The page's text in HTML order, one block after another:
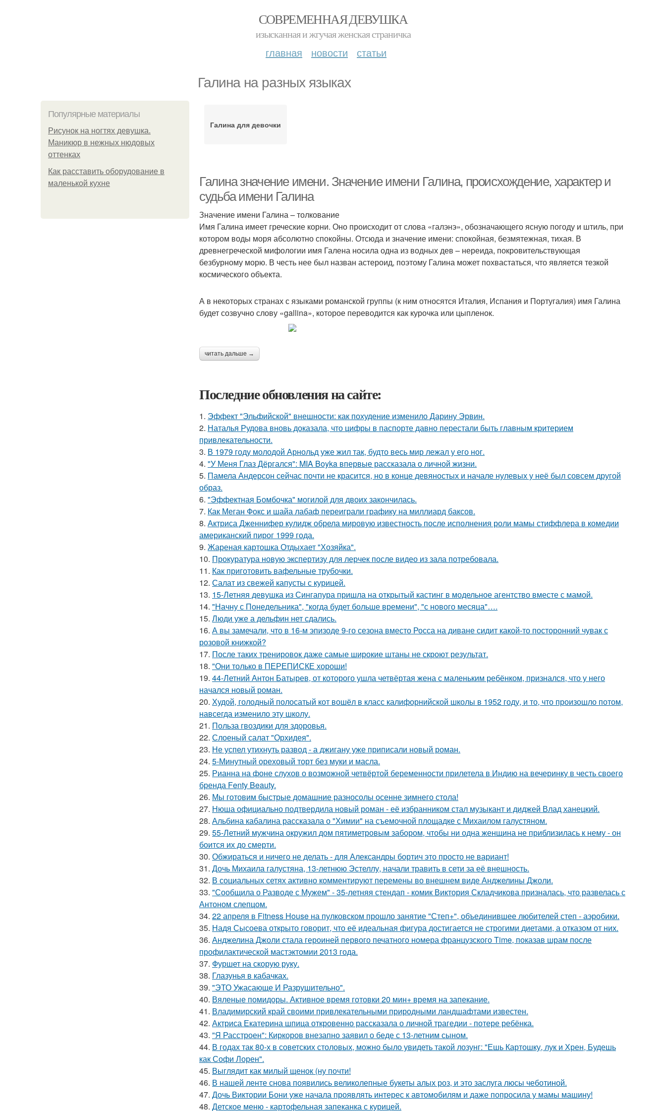
СОВРЕМЕННАЯ ДЕВУШКА
изысканная и жгучая женская страничка
главная новости статьи
Галина на разных языках
Популярные материалы
Рисунок на ногтях девушка.
Маникюр в нежных нюдовых
оттенках
Как расставить оборудование в
маленькой кухне
Галина для девочки
Галина значение имени. Значение имени Галина, происхождение, характер и
судьба имени Галина
Значение имени Галина – толкование
Имя Галина имеет греческие корни. Оно происходит от слова «галэнэ», обозначающего ясную погоду и штиль, при
котором воды моря абсолютно спокойны. Отсюда и значение имени: спокойная, безмятежная, тихая. В
древнегреческой мифологии имя Галена носила одна из водных дев – нереида, покровительствующая
безбурному морю. В честь нее был назван астероид, поэтому Галина может похвастаться, что является тезкой
космического объекта.
А в некоторых странах с языками романской группы (к ним относятся Италия, Испания и Португалия) имя Галина
будет созвучно слову «gallina», которое переводится как курочка или цыпленок.
читать дальше →
Последние обновления на сайте:
1. Эффект "Эльфийской" внешности: как похудение изменило Дарину Эрвин.
2. Наталья Рудова вновь доказала, что цифры в паспорте давно перестали быть главным критерием
привлекательности.
3. В 1979 году молодой Арнольд уже жил так, будто весь мир лежал у его ног.
4. "У Меня Глаз Дёргался": MIA Boyka впервые рассказала о личной жизни.
5. Памела Андерсон сейчас почти не красится, но в конце девяностых и начале нулевых у неё был совсем другой
образ.
6. "Эффектная Бомбочка" могилой для двоих закончилась.
7. Как Меган Фокс и шайа лабаф переиграли графику на миллиард баксов.
8. Актриса Дженнифер кулидж обрела мировую известность после исполнения роли мамы стиффлера в комедии
американский пирог 1999 года.
9. Жареная картошка Отдыхает "Хозяйка".
10. Прокуратура новую экспертизу для лерчек после видео из зала потребовала.
11. Как приготовить вафельные трубочки.
12. Салат из свежей капусты с курицей.
13. 15-Летняя девушка из Сингапура пришла на открытый кастинг в модельное агентство вместе с мамой.
14. "Начну с Понедельника", "когда будет больше времени", "с нового месяца"….
15. Люди уже а дельфин нет сдались.
16. А вы замечали, что в 16-м эпизоде 9-го сезона вместо Росса на диване сидит какой-то посторонний чувак с
розовой книжкой?
17. После таких тренировок даже самые широкие штаны не скроют результат.
18. "Они только в ПЕРЕПИСКЕ хороши!
19. 44-Летний Антон Батырев, от которого ушла четвёртая жена с маленьким ребёнком, признался, что у него
начался новый роман.
20. Худой, голодный полосатый кот вошёл в класс калифорнийской школы в 1952 году, и то, что произошло потом,
навсегда изменило эту школу.
21. Польза гвоздики для здоровья.
22. Слоеный салат "Орхидея".
23. Не успел утихнуть развод - а джигану уже приписали новый роман.
24. 5-Минутный ореховый торт без муки и масла.
25. Рианна на фоне слухов о возможной четвёртой беременности прилетела в Индию на вечеринку в честь своего
бренда Fenty Beauty.
26. Мы готовим быстрые домашние разносолы осенне зимнего стола!
27. Нюша официально подтвердила новый роман - её избранником стал музыкант и диджей Влад ханецкий.
28. Альбина кабалина рассказала о "Химии" на съемочной площадке с Михаилом галустяном.
29. 55-Летний мужчина окружил дом пятиметровым забором, чтобы ни одна женщина не приблизилась к нему - он
боится их до смерти.
30. Обжираться и ничего не делать - для Александры бортич это просто не вариант!
31. Дочь Михаила галустяна, 13-летнюю Эстеллу, начали травить в сети за её внешность.
32. В социальных сетях активно комментируют перемены во внешнем виде Анджелины Джоли.
33. "Сообщила о Разводе с Мужем" - 35-летняя стендап - комик Виктория Складчикова призналась, что развелась с
Антоном слепцом.
34. 22 апреля в Fitness House на пулковском прошло занятие "Степ+", объединившее любителей степ - аэробики.
35. Надя Сысоева открыто говорит, что её идеальная фигура достигается не строгими диетами, а отказом от них.
36. Анджелина Джоли стала героиней первого печатного номера французского Time, показав шрам после
профилактической мастэктомии 2013 года.
37. Фуршет на скорую руку.
38. Глазунья в кабачках.
39. "ЭТО Ужасающе И Разрушительно".
40. Вяленые помидоры. Активное время готовки 20 мин+ время на запекание.
41. Владимирский край своими привлекательными природными ландшафтами известен.
42. Актриса Екатерина шпица откровенно рассказала о личной трагедии - потере ребёнка.
43. "Я Расстроен": Киркоров внезапно заявил о беде с 13-летним сыном.
44. В годах так 80-х в советских столовых, можно было увидеть такой лозунг: "Ешь Картошку, лук и Хрен, Будешь
как Софи Лорен".
45. Выглядит как милый щенок (ну почти!
46. В нашей ленте снова появились великолепные букеты алых роз, и это заслуга люсы чеботиной.
47. Дочь Виктории Бони уже начала проявлять интерес к автомобилям и даже попросила у мамы машину!
48. Детское меню - картофельная запеканка с курицей.